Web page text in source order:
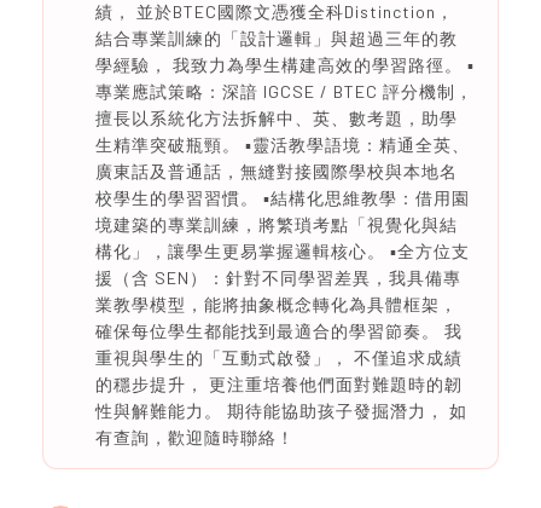
績， 並於BTEC國際文憑獲全科Distinction，
結合專業訓練的「設計邏輯」與超過三年的教
學經驗， 我致力為學生構建高效的學習路徑。 ▪️
專業應試策略：深諳 IGCSE / BTEC 評分機制，
擅長以系統化方法拆解中、英、數考題，助學
生精準突破瓶頸。 ▪️靈活教學語境：精通全英、
廣東話及普通話，無縫對接國際學校與本地名
校學生的學習習慣。 ▪️結構化思維教學：借用園
境建築的專業訓練，將繁瑣考點「視覺化與結
構化」，讓學生更易掌握邏輯核心。 ▪️全方位支
援（含 SEN）：針對不同學習差異，我具備專
業教學模型，能將抽象概念轉化為具體框架，
確保每位學生都能找到最適合的學習節奏。 我
重視與學生的「互動式啟發」， 不僅追求成績
的穩步提升， 更注重培養他們面對難題時的韌
性與解難能力。 期待能協助孩子發掘潛力， 如
有查詢，歡迎隨時聯絡！